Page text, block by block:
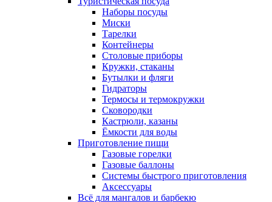
Наборы посуды
Миски
Тарелки
Контейнеры
Столовые приборы
Кружки, стаканы
Бутылки и фляги
Гидраторы
Термосы и термокружки
Сковородки
Кастрюли, казаны
Ёмкости для воды
Приготовление пищи
Газовые горелки
Газовые баллоны
Системы быстрого приготовления
Аксессуары
Всё для мангалов и барбекю